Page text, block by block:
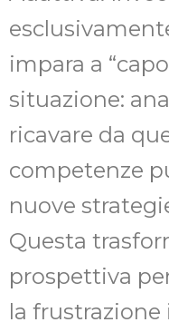
impara a
situazione:
ricavare da
competenze
nuove
Questa
prospettiva
la